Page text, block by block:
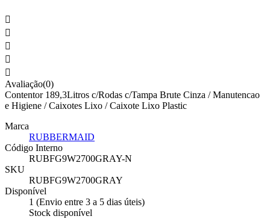





Avaliação(0)
Contentor 189,3Litros c/Rodas c/Tampa Brute Cinza / Manutencao
e Higiene / Caixotes Lixo / Caixote Lixo Plastic
Marca
RUBBERMAID
Código Interno
RUBFG9W2700GRAY-N
SKU
RUBFG9W2700GRAY
Disponível
1 (Envio entre 3 a 5 dias úteis)
Stock disponível